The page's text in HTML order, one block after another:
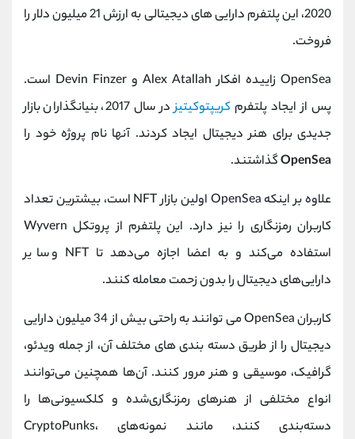
2020، این پلتفرم دارایی های دیجیتالی به ارزش 21 میلیون دلار را
فروخت.
OpenSea زاییده افکار Alex Atallah و Devin Finzer است.
پس از ایجاد پلتفرم کریپتوکیتیز
در سال 2017، بنیانگذاران بازار
جدیدی برای هنر دیجیتال ایجاد کردند. آنها نام پروژه خود را
OpenSeaگذاشتند.
علاوه بر اینکه OpenSea اولین بازار NFT است، بیشترین تعداد
کاربران رمزنگاری را نیز دارد. این پلتفرم از پروتکل Wyvern
استفاده می‌کند و به اعضا اجازه می‌دهد تا NFT و سایر
دارایی‌های دیجیتال را بدون زحمت معامله کنند.
کاربران OpenSea می توانند به راحتی بیش از 34 میلیون دارایی
دیجیتال را از طریق دسته بندی های مختلف آن، از جمله ویدئو،
گرافیک، موسیقی و هنر مرور کنند. آن‌ها همچنین می‌توانند
انواع مختلفی از هنرهای رمزنگاری‌شده و کلکسیونی‌ها را
دسته‌بندی کنند، مانند نمونه‌های CryptoPunks،